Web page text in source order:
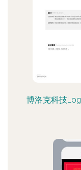
博洛克科技